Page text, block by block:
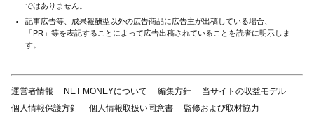
ではありません。
記事広告等、成果報酬型以外の広告商品に広告主が出稿している場合、
「PR」等を表記することによって広告出稿されていることを読者に明示しま
す。
運営者情報 NET MONEYについて 編集方針
当サイトの収益モデル
個人情報保護方針
個人情報取扱い同意書
監修および取材協力